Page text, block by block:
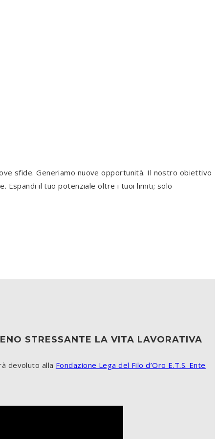
sfide. Generiamo nuove opportunità. Il nostro obiettivo
Espandi il tuo potenziale oltre i tuoi limiti; solo
STRESSANTE LA VITA LAVORATIVA
devoluto alla Fondazione Lega del Filo d’Oro E.T.S. Ente